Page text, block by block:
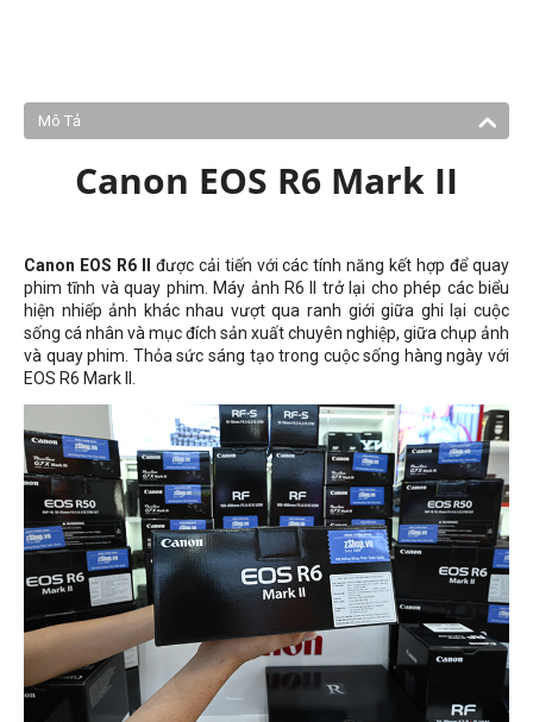
Mô Tả
Canon EOS R6 Mark II
Canon EOS R6 II
được cải tiến với các tính năng kết hợp để quay
phim tĩnh và quay phim. Máy ảnh R6 II trở lại cho phép các biểu
hiện nhiếp ảnh khác nhau vượt qua ranh giới giữa ghi lại cuộc
sống cá nhân và mục đích sản xuất chuyên nghiệp, giữa chụp ảnh
và quay phim. Thỏa sức sáng tạo trong cuộc sống hàng ngày với
EOS R6 Mark II.